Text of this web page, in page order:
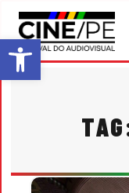
ABRIR A BARRA DE FERRAMENTAS